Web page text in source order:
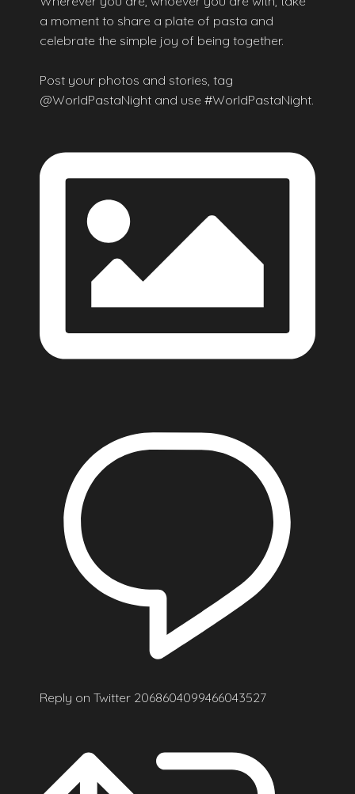
a moment to share a plate of pasta and
celebrate the simple joy of being together.
Post your photos and stories, tag
@WorldPastaNight and use #WorldPastaNight.
Reply on Twitter 2068604099466043527